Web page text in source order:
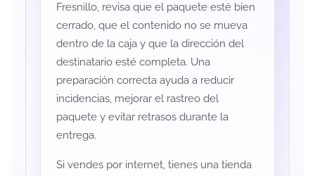
Fresnillo, revisa que el paquete esté bien
cerrado, que el contenido no se mueva
dentro de la caja y que la dirección del
destinatario esté completa. Una
preparación correcta ayuda a reducir
incidencias, mejorar el rastreo del
paquete y evitar retrasos durante la
entrega.
Si vendes por internet, tienes una tienda